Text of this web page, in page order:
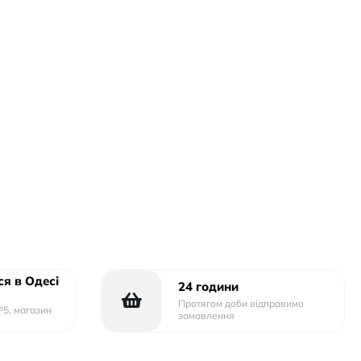
в Одесі
магазин
24 години
Протягом доби відправимо
замовлення